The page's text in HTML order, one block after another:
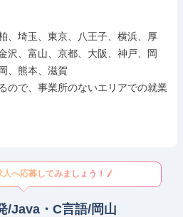
、埼玉、東京、八王子、横浜、厚
沢、富山、京都、大阪、神戸、岡
、熊本、滋賀
ので、事業所のないエリアでの就業
へ応募してみましょう！
/Java・C言語/岡山